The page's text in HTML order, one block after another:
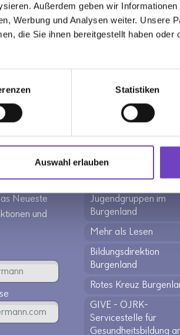
Außerdem geben wir
Werbung und Analysen weiter. Unsere
die Sie ihnen bereitgestellt haben oder
Statistiken
Auswahl erlauben
jetzt für den
an und
Neueste
und
HÄUFIG GESUCHT
Kontakte
JRK Shop
Downloads
Jugendgruppen im
Burgenland
Mehr als Lesen
Bildungsdirektion
Burgenland
Rotes Kreuz
GIVE - ÖJRK-
Servicestelle für
Gesundheitsbildung